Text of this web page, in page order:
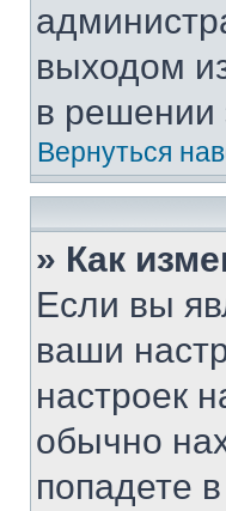
выходом
в решении
Вернуться
» Как
Если вы
ваши
настроек
обычно
попадете